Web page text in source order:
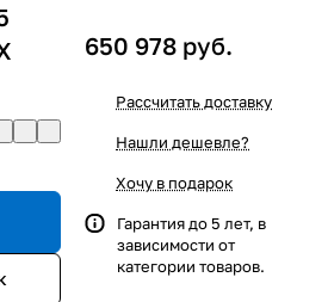
650 978 руб.
Рассчитать доставку
Нашли дешевле?
Хочу в подарок
Гарантия до 5 лет, в
зависимости от
категории товаров.